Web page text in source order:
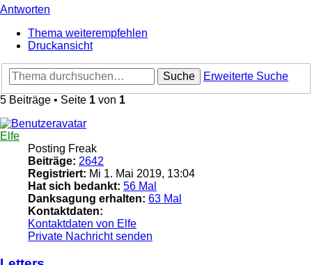
Antworten
Thema weiterempfehlen
Druckansicht
Suche
Erweiterte Suche
5 Beiträge • Seite 1 von 1
Elfe
Posting Freak
Beiträge: 2642
Registriert: Mi 1. Mai 2019, 13:04
Hat sich bedankt: 56 Mal
Danksagung erhalten: 63 Mal
Kontaktdaten:
Kontaktdaten von Elfe
Private Nachricht senden